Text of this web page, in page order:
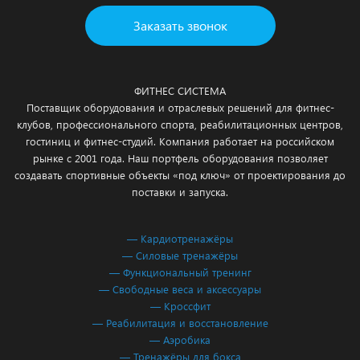
Заказать звонок
ФИТНЕС СИСТЕМА
Поставщик оборудования и отраслевых решений для фитнес-
клубов, профессионального спорта, реабилитационных центров,
гостиниц и фитнес-студий. Компания работает на российском
рынке с 2001 года. Наш портфель оборудования позволяет
создавать спортивные объекты «под ключ» от проектирования до
поставки и запуска.
— Кардиотренажёры
— Силовые тренажёры
— Функциональный тренинг
— Свободные веса и аксессуары
— Кроссфит
— Реабилитация и восстановление
— Аэробика
— Тренажёры для бокса